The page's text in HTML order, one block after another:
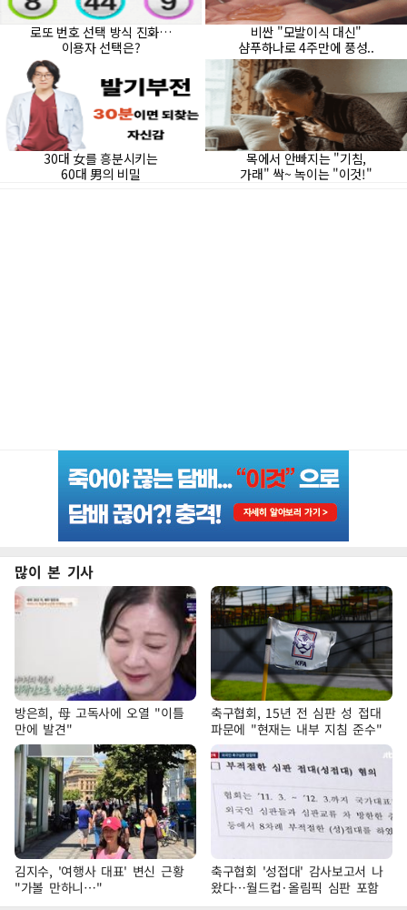
많이 본 기사
방은희, 母 고독사에 오열 "이틀
만에 발견"
축구협회, 15년 전 심판 성 접대
파문에 "현재는 내부 지침 준수"
김지수, '여행사 대표' 변신 근황
"가볼 만하니…"
축구협회 '성접대' 감사보고서 나
왔다…월드컵·올림픽 심판 포함